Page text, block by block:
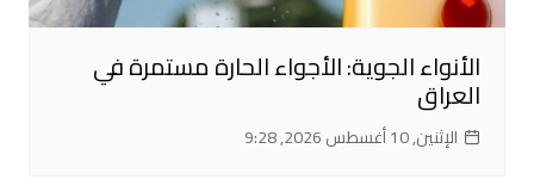
الأنواء الجوية: الأجواء الحارة مستمرة في
العراق
الإثنين, 10 أغسطس 2026, 9:28